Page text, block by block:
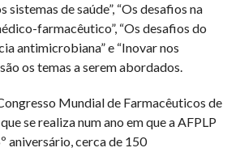
sistemas de saúde”, “Os desafios na
farmacêutico”, “Os desafios do
antimicrobiana” e “Inovar nos
os temas a serem abordados.
Mundial de Farmacêuticos de
se realiza num ano em que a AFPLP
aniversário, cerca de 150